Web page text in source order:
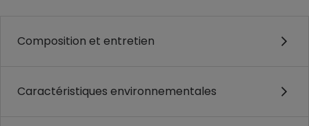
Composition et entretien
Caractéristiques environnementales